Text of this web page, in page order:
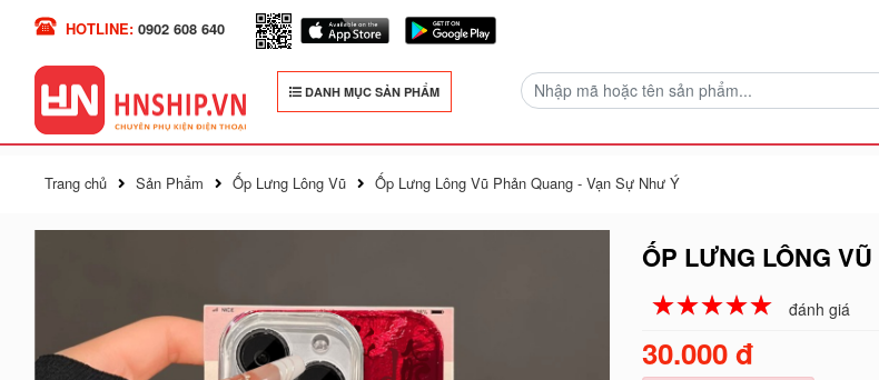
HOTLINE: 0902 608 640
DANH MỤC SẢN PHẨM
Trang chủ Sản Phẩm Ốp Lưng Lông Vũ Ốp Lưng Lông Vũ Phản Quang - Vạn Sự Như Ý
ỐP LƯNG LÔNG
☆☆☆☆☆
★★★★★ đánh giá
30.000 đ